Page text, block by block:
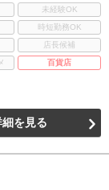
未経験OK
時短勤務OK
店長候補
百貨店
細を見る